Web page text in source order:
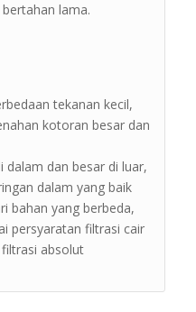
lama.
tekanan kecil,
kotoran besar dan
dalam dan besar di luar,
dalam yang baik
bahan yang berbeda,
persyaratan filtrasi cair
absolut